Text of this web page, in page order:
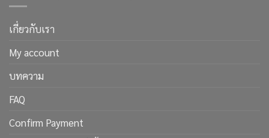
เกี่ยวกับเรา
My account
บทความ
FAQ
Confirm Payment